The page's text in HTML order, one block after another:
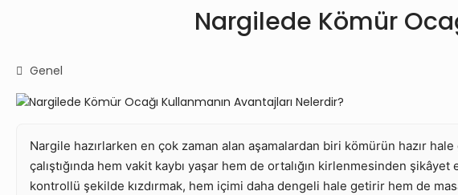
Nargilede Kömür
Genel
Nargile hazırlarken en çok zaman alan aşamalardan biri kömürün hazır
çalıştığında hem vakit kaybı yaşar hem de ortalığın kirlenmesinden
kontrollü şekilde kızdırmak, hem içimi daha dengeli hale getirir hem de